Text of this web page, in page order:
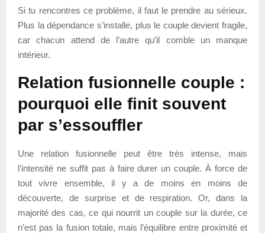
Si tu rencontres ce problème, il faut le prendre au sérieux.
Plus la dépendance s’installe, plus le couple devient fragile,
car chacun attend de l’autre qu’il comble un manque
intérieur.
Relation fusionnelle couple :
pourquoi elle finit souvent
par s’essouffler
Une relation fusionnelle peut être très intense, mais
l’intensité ne suffit pas à faire durer un couple. À force de
tout vivre ensemble, il y a de moins en moins de
découverte, de surprise et de respiration. Or, dans la
majorité des cas, ce qui nourrit un couple sur la durée, ce
n’est pas la fusion totale, mais l’équilibre entre proximité et